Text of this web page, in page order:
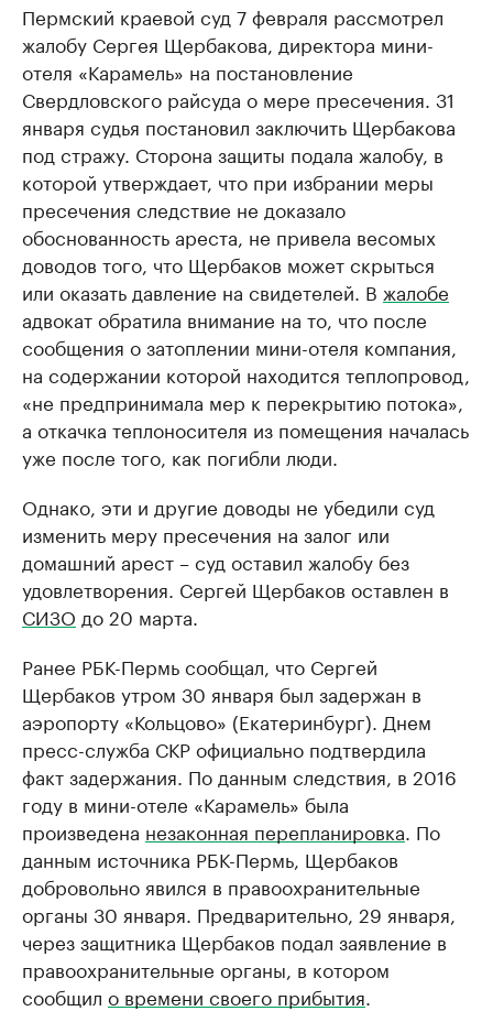
Пермский краевой суд 7 февраля рассмотрел
жалобу Сергея Щербакова, директора мини-
отеля «Карамель» на постановление
Свердловского райсуда о мере пресечения. 31
января судья постановил заключить Щербакова
под стражу. Сторона защиты подала жалобу, в
которой утверждает, что при избрании меры
пресечения следствие не доказало
обоснованность ареста, не привела весомых
доводов того, что Щербаков может скрыться
или оказать давление на свидетелей. В жалобе
адвокат обратила внимание на то, что после
сообщения о затоплении мини-отеля компания,
на содержании которой находится теплопровод,
«не предпринимала мер к перекрытию потока»,
а откачка теплоносителя из помещения началась
уже после того, как погибли люди.
Однако, эти и другие доводы не убедили суд
изменить меру пресечения на залог или
домашний арест – суд оставил жалобу без
удовлетворения. Сергей Щербаков оставлен в
СИЗО до 20 марта.
Ранее РБК-Пермь сообщал, что Сергей
Щербаков утром 30 января был задержан в
аэропорту «Кольцово» (Екатеринбург). Днем
пресс-служба СКР официально подтвердила
факт задержания. По данным следствия, в 2016
году в мини-отеле «Карамель» была
произведена незаконная перепланировка . По
данным источника РБК-Пермь, Щербаков
добровольно явился в правоохранительные
органы 30 января. Предварительно, 29 января,
через защитника Щербаков подал заявление в
правоохранительные органы, в котором
сообщил о времени своего прибытия